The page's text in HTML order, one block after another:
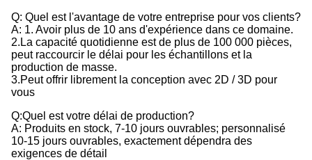
Q: Quel est l'avantage de votre entreprise pour vos clients?
A: 1. Avoir plus de 10 ans d'expérience dans ce domaine.
2.La capacité quotidienne est de plus de 100 000 pièces,
peut raccourcir le délai pour les échantillons et la
production de masse.
3.Peut offrir librement la conception avec 2D / 3D pour
vous
Q:Quel est votre délai de production?
A: Produits en stock, 7-10 jours ouvrables; personnalisé
10-15 jours ouvrables, exactement dépendra des
exigences de détail